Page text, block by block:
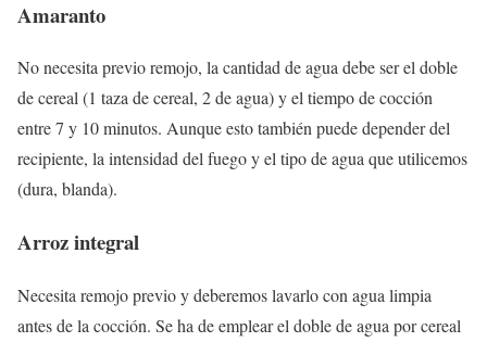
Amaranto
No necesita previo remojo, la cantidad de agua debe ser el doble
de cereal (1 taza de cereal, 2 de agua) y el tiempo de cocción
entre 7 y 10 minutos. Aunque esto también puede depender del
recipiente, la intensidad del fuego y el tipo de agua que utilicemos
(dura, blanda).
Arroz integral
Necesita remojo previo y deberemos lavarlo con agua limpia
antes de la cocción. Se ha de emplear el doble de agua por cereal